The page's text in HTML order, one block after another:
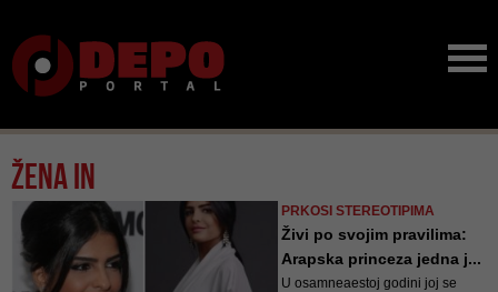
ŽENA iN
PRKOSI STEREOTIPIMA
Živi po svojim pravilima:
Arapska princeza jedna j...
U osamneaestoj godini joj se